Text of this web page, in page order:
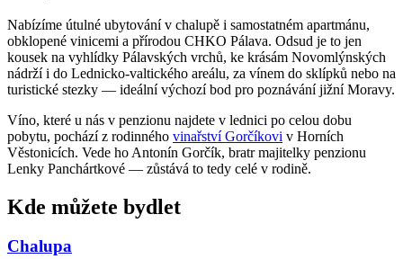
Nabízíme útulné ubytování v chalupě i samostatném apartmánu,
obklopené vinicemi a přírodou CHKO Pálava. Odsud je to jen
kousek na vyhlídky Pálavských vrchů, ke krásám Novomlýnských
nádrží i do Lednicko-valtického areálu, za vínem do sklípků nebo na
turistické stezky — ideální výchozí bod pro poznávání jižní Moravy.
Víno, které u nás v penzionu najdete v lednici po celou dobu
pobytu, pochází z rodinného vinařství Gorčíkovi v Horních
Věstonicích. Vede ho Antonín Gorčík, bratr majitelky penzionu
Lenky Panchártkové — zůstává to tedy celé v rodině.
Kde můžete bydlet
Chalupa